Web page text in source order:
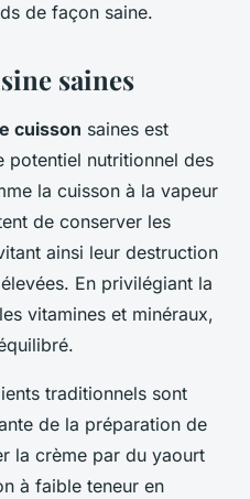
de façon saine.
saines
cuisson saines est
potentiel nutritionnel des
la cuisson à la vapeur
de conserver les
ainsi leur destruction
En privilégiant la
vitamines et minéraux,
traditionnels sont
de la préparation de
la crème par du yaourt
à faible teneur en